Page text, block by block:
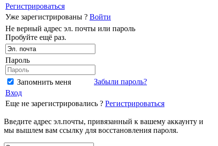
Регистрироваться
Уже зарегистрированы ? Войти
Не верный адрес эл. почты или пароль
Пробуйте ещё раз.
Пароль
Запомнить меня
Забыли пароль?
Вход
Еще не зарегистрировались ? Регистрироваться
Введите адрес эл.почты, привязанный к вашему аккаунту и
мы вышлем вам ссылку для восстановления пароля.